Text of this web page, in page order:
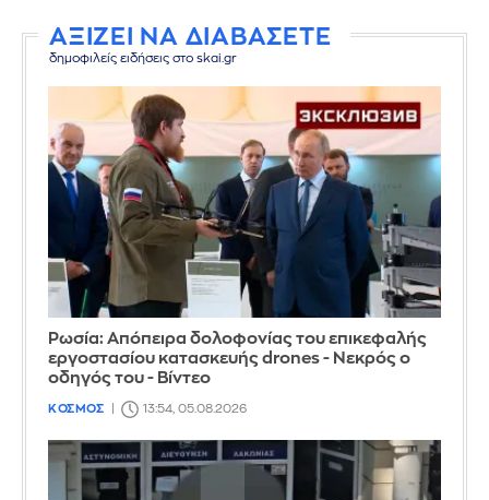
ΑΞΙΖΕΙ ΝΑ ΔΙΑΒΑΣΕΤΕ
δημοφιλείς ειδήσεις στο skai.gr
Ρωσία: Απόπειρα δολοφονίας του επικεφαλής
εργοστασίου κατασκευής drones - Νεκρός ο
οδηγός του - Βίντεο
ΚΟΣΜΟΣ 13:54, 05.08.2026